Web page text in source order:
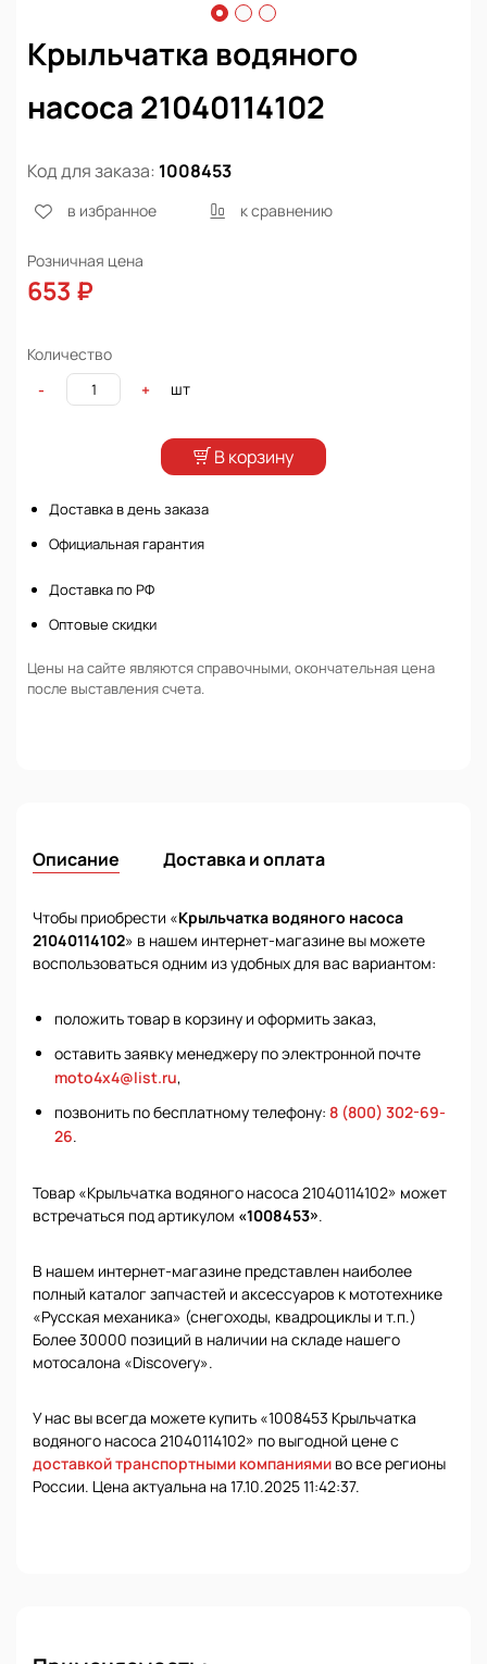
Крыльчатка водяного
насоса 21040114102
Код для заказа: 1008453
в избранное к сравнению
Розничная цена
653 ₽
Количество
-
+ шт
В корзину
Доставка в день заказа
Официальная гарантия
Доставка по РФ
Оптовые скидки
Цены на сайте являются справочными, окончательная цена
после выставления счета.
Описание Доставка и оплата
Чтобы приобрести «Крыльчатка водяного насоса
21040114102» в нашем интернет-магазине вы можете
воспользоваться одним из удобных для вас вариантом:
положить товар в корзину и оформить заказ,
оставить заявку менеджеру по электронной почте
moto4x4@list.ru,
позвонить по бесплатному телефону: 8 (800) 302-69-
26.
Товар «Крыльчатка водяного насоса 21040114102» может
встречаться под артикулом «1008453».
В нашем интернет-магазине представлен наиболее
полный каталог запчастей и аксессуаров к мототехнике
«Русская механика» (снегоходы, квадроциклы и т.п.)
Более 30000 позиций в наличии на складе нашего
мотосалона «Discovery».
У нас вы всегда можете купить «1008453 Крыльчатка
водяного насоса 21040114102» по выгодной цене с
доставкой транспортными компаниями во все регионы
России. Цена актуальна на 17.10.2025 11:42:37.